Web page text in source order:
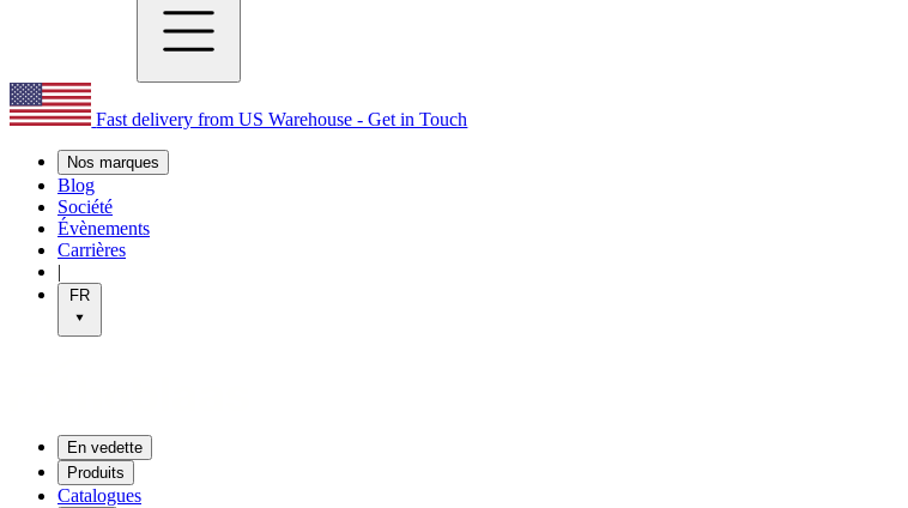
Fast delivery from US Warehouse - Get in Touch
Nos marques
Blog
Société
Évènements
Carrières
|
FR
En vedette
Produits
Catalogues